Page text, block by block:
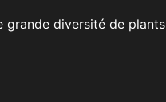
grande diversité de